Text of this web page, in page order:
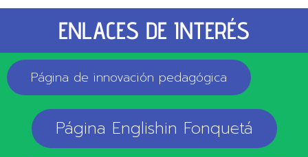
ENLACES DE INTERÉS
Página de innovación pedagógica
Página Englishin Fonquetá